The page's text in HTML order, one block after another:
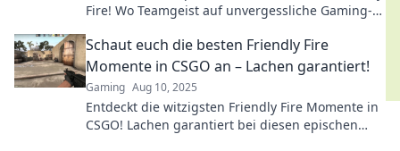
Fire! Wo Teamgeist auf unvergessliche Gaming-
Schaut euch die besten Friendly Fire
Momente in CSGO an – Lachen garantiert!
Gaming Aug 10, 2025
Entdeckt die witzigsten Friendly Fire Momente in
CSGO! Lachen garantiert bei diesen epischen